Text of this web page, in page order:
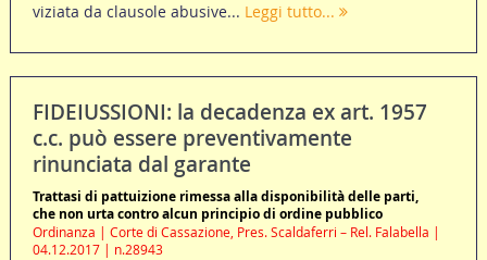
viziata da clausole abusive... Leggi tutto...
FIDEIUSSIONI: la decadenza ex art. 1957
c.c. può essere preventivamente
rinunciata dal garante
Trattasi di pattuizione rimessa alla disponibilità delle parti,
che non urta contro alcun principio di ordine pubblico
Ordinanza | Corte di Cassazione, Pres. Scaldaferri – Rel. Falabella |
04.12.2017 | n.28943